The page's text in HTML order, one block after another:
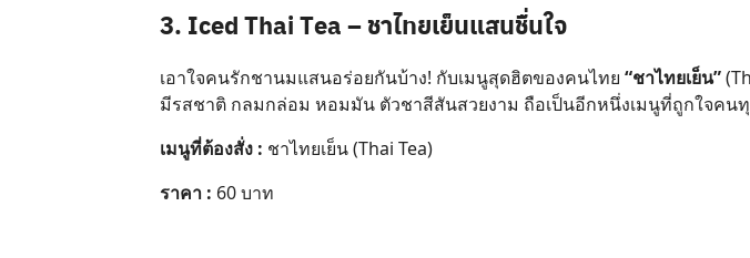
3. Iced Thai Tea – ชาไทยเย็นแสนชื่นใจ
เอาใจคนรักชานมแสนอร่อยกันบ้าง! กับเมนูสุดฮิตของคนไทย “ชาไทยเย็น”
มีรสชาติ กลมกล่อม หอมมัน ตัวชาสีสันสวยงาม ถือเป็นอีกหนึ่งเมนูที่ถูกใจคน
เมนูที่ต้องสั่ง : ชาไทยเย็น (Thai Tea)
ราคา : 60 บาท